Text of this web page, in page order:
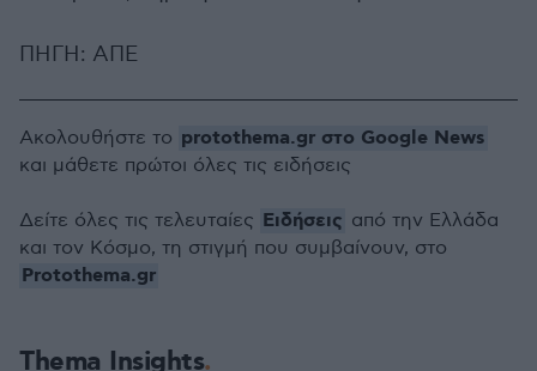
ΠΗΓΗ: ΑΠΕ
Thema Insights
Ακολουθήστε το protothema.gr στο Google News
και μάθετε πρώτοι όλες τις ειδήσεις
Δείτε όλες τις τελευταίες Ειδήσεις από την Ελλάδα
και τον Κόσμο, τη στιγμή που συμβαίνουν, στο
Protothema.gr